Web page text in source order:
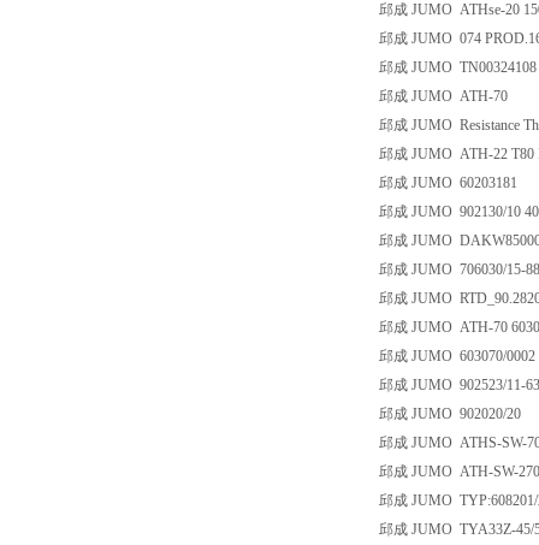
邱成 JUMO ATHse-20
邱成 JUMO 074
邱成 JUMO TN00324108
邱成 JUMO ATH-70
邱成 JUMO Resistance
邱成 JUMO ATH-22 T80
邱成 JUMO 60203181
邱成 JUMO 902130/10
邱成 JUMO
邱成 JUMO 706030/15-
邱成 JUMO
邱成 JUMO ATH-70
邱成 JUMO 603070/0002
邱成 JUMO 902523/11-
邱成 JUMO 902020/20
邱成 JUMO ATHS-SW-
邱成 JUMO ATH-SW-
邱成 JUMO TYP:608201/
邱成 JUMO TYA33Z-45/